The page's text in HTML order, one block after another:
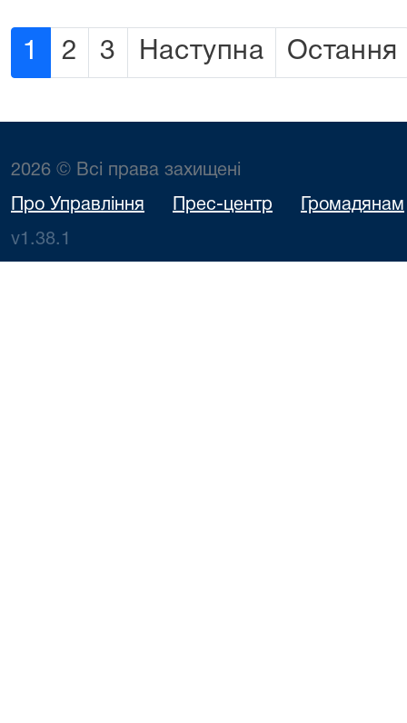
1 2 3 Наступна Остання
2026 © Всі права захищені
Про Управління Прес-центр Громадянам
v1.38.1